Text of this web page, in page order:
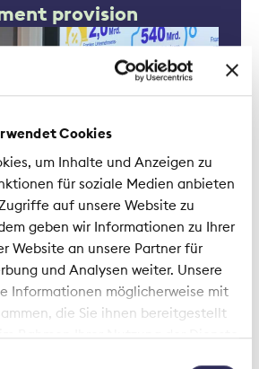
Cookies
um Inhalte und Anzeigen zu
für soziale Medien anbieten
auf unsere Website zu
geben wir Informationen zu Ihrer
Website an unsere Partner für
und Analysen weiter. Unsere
Informationen möglicherweise mit
die Sie ihnen bereitgestellt
Rahmen Ihrer Nutzung der Dienste
provision
| 2 February 2022
volumes of
in 2021